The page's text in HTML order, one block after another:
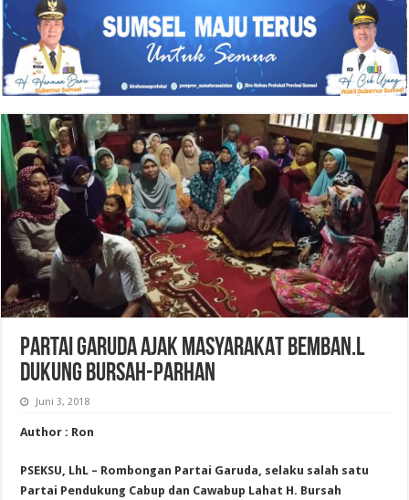
PARTAI GARUDA AJAK MASYARAKAT BEMBAN.L
DUKUNG BURSAH-PARHAN
Juni 3, 2018
Author : Ron
PSEKSU, LhL – Rombongan Partai Garuda, selaku salah satu
Partai Pendukung Cabup dan Cawabup Lahat H. Bursah